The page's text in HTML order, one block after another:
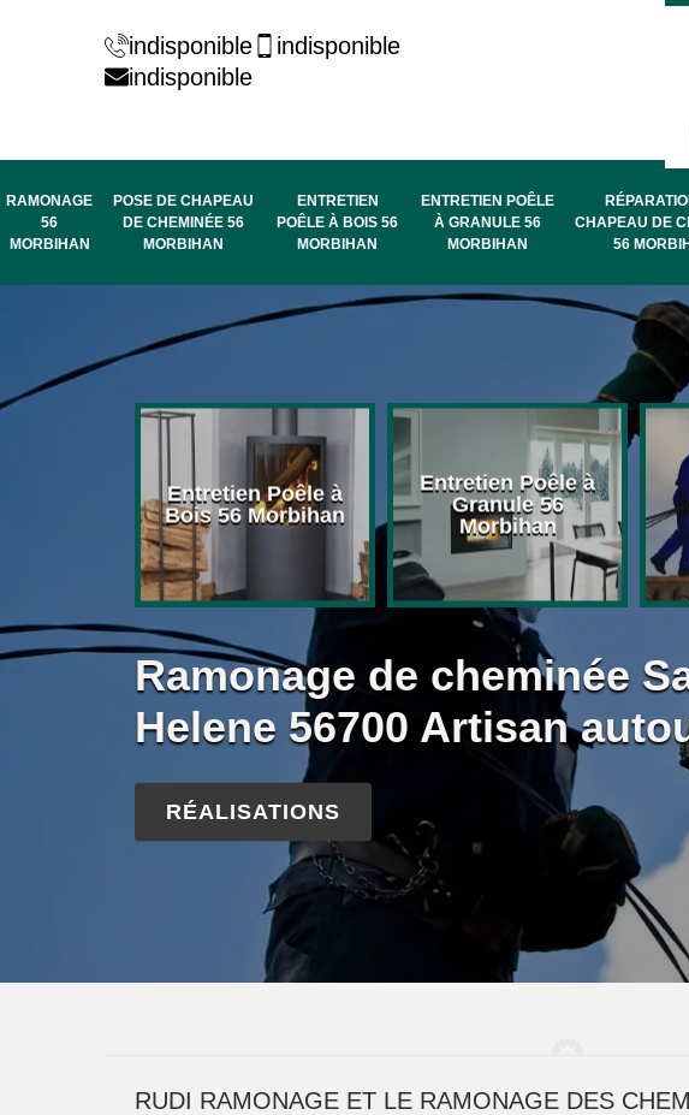
indisponible
indisponible
indisponible
RAMONAGE
56
MORBIHAN
POSE DE CHAPEAU
DE CHEMINÉE 56
MORBIHAN
ENTRETIEN
POÊLE À BOIS 56
MORBIHAN
ENTRETIEN POÊLE
À GRANULE 56
MORBIHAN
CHAPEAU DE
56
Entretien Poêle à
Bois 56 Morbihan
Entretien Poêle à
Granule 56
Morbihan
Ramonage de cheminée
Helene 56700 Artisan
RÉALISATIONS
RUDI RAMONAGE ET LE RAMONAGE DES